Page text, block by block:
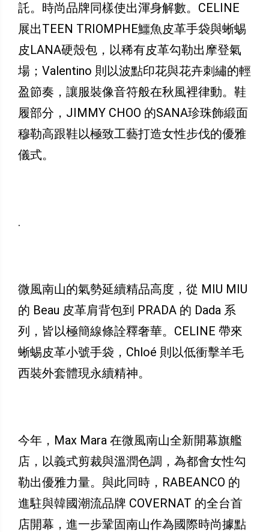
託。時尚品牌同樣使出渾身解數。CELINE
展出TEEN TRIOMPHE鱷魚皮革手袋與蜥蜴
皮LANA硬殼包，以稀有皮革勾勒出摩登氣
場；Valentino 則以波點印花與花卉刺繡的輕
盈節奏，讓服裝像音符般在秋風裡律動。鞋
履部分，JIMMY CHOO 的SANA珍珠飾緞面
穆勒高跟鞋以極致工藝打造女性步伐的優雅
儀式。
.
微風南山的氣勢延續精品高度，從 MIU MIU
的 Beau 皮革肩背包到 PRADA 的 Dada 系
列，皆以極簡線條詮釋奢華。CELINE 帶來
蜥蜴皮革小號手袋，Chloé 則以低衝擊羊毛
西裝外套體現永續精神。
今年，Max Mara 在微風南山全新開幕旗艦
店，以義式剪裁與溫潤色調，為都會女性勾
勒出優雅力量。與此同時，RABEANCO 的
進駐與韓國潮流品牌 COVERNAT 的全台首
店開幕，進一步鞏固南山作為國際時尚據點